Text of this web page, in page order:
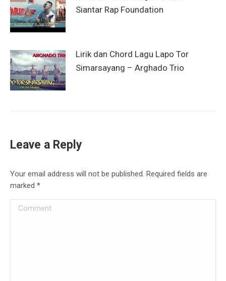
Siantar Rap Foundation
Lirik dan Chord Lagu Lapo Tor
Simarsayang – Arghado Trio
Leave a Reply
Your email address will not be published. Required fields are
marked *
Comment